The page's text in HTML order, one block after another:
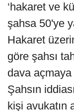
‘hakaret ve
şahsa 50'ye
Hakaret
göre şahsı
dava
Şahsın
kişi avukatın